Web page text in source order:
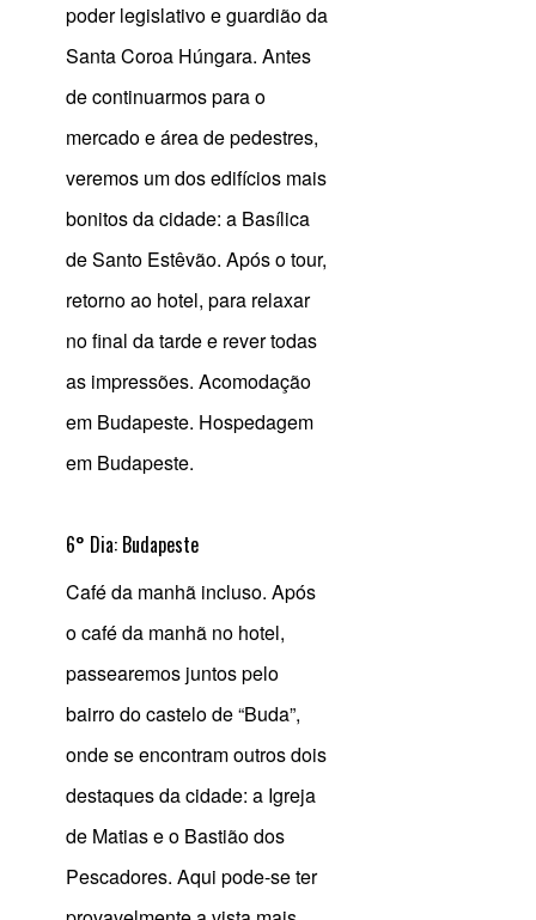
poder legislativo e guardião da
Santa Coroa Húngara. Antes
de continuarmos para o
mercado e área de pedestres,
veremos um dos edifícios mais
bonitos da cidade: a Basílica
de Santo Estêvão. Após o tour,
retorno ao hotel, para relaxar
no final da tarde e rever todas
as impressões. Acomodação
em Budapeste. Hospedagem
em Budapeste.
6° Dia: Budapeste
Café da manhã incluso. Após
o café da manhã no hotel,
passearemos juntos pelo
bairro do castelo de “Buda”,
onde se encontram outros dois
destaques da cidade: a Igreja
de Matias e o Bastião dos
Pescadores. Aqui pode-se ter